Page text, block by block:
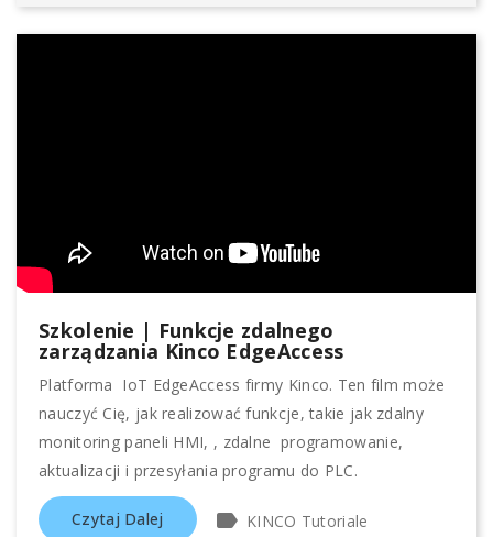
Szkolenie | Funkcje zdalnego
zarządzania Kinco EdgeAccess
Platforma IoT EdgeAccess firmy Kinco. Ten film może
nauczyć Cię, jak realizować funkcje, takie jak zdalny
monitoring paneli HMI, , zdalne programowanie,
aktualizacji i przesyłania programu do PLC.
Czytaj Dalej label KINCO Tutoriale